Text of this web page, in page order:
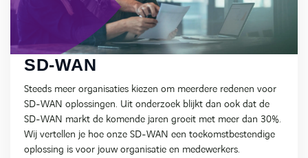
SD-WAN
Steeds meer organisaties kiezen om meerdere redenen voor
SD-WAN oplossingen. Uit onderzoek blijkt dan ook dat de
SD-WAN markt de komende jaren groeit met meer dan 30%.
Wij vertellen je hoe onze SD-WAN een toekomstbestendige
oplossing is voor jouw organisatie en medewerkers.